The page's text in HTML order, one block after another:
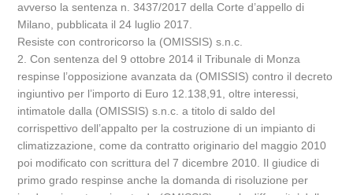
avverso la sentenza n. 3437/2017 della Corte d’appello di
Milano, pubblicata il 24 luglio 2017.
Resiste con controricorso la (OMISSIS) s.n.c.
2. Con sentenza del 9 ottobre 2014 il Tribunale di Monza
respinse l’opposizione avanzata da (OMISSIS) contro il decreto
ingiuntivo per l’importo di Euro 12.138,91, oltre interessi,
intimatole dalla (OMISSIS) s.n.c. a titolo di saldo del
corrispettivo dell’appalto per la costruzione di un impianto di
climatizzazione, come da contratto originario del maggio 2010
poi modificato con scrittura del 7 dicembre 2010. Il giudice di
primo grado respinse anche la domanda di risoluzione per